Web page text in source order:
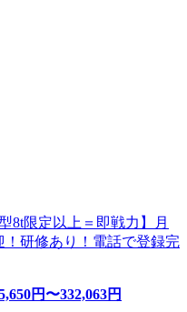
8t限定以上＝即戦力】月
！研修あり！電話で登録完
円〜332,063円